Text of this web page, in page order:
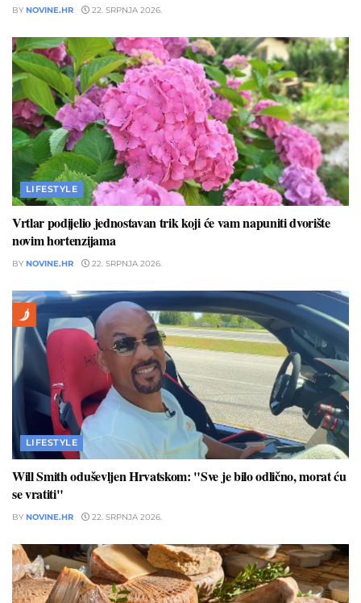
BY NOVINE.HR 22. SRPNJA 2026.
LIFESTYLE
Vrtlar podijelio jednostavan trik koji će vam napuniti dvorište
novim hortenzijama
BY NOVINE.HR 22. SRPNJA 2026.
LIFESTYLE
Will Smith oduševljen Hrvatskom: "Sve je bilo odlično, morat ću
se vratiti"
BY NOVINE.HR 22. SRPNJA 2026.